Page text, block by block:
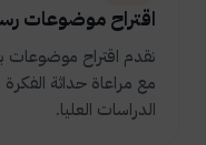
اقتراح موضوعات
نقدم اقتراح
مع مراعاة حداثة
الدراسات العليا.